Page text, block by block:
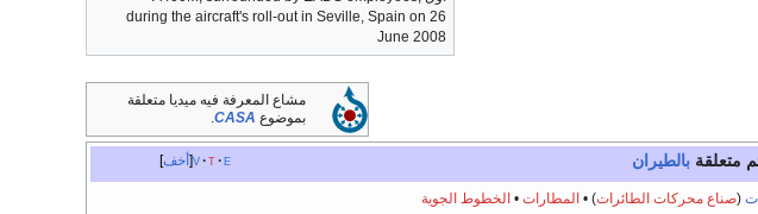
during the aircraft's roll-out in Seville, Spain on 26
June 2008
مشاع المعرفة فيه ميديا متعلقة
بموضوع CASA
.
أخف v t e متعلقة بالطيران
(صناع محركات الطائرات)
• المطارات • الخطوط الجوية